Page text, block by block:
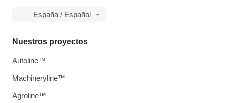
España / Español
Nuestros proyectos
Autoline™
Machineryline™
Agroline™